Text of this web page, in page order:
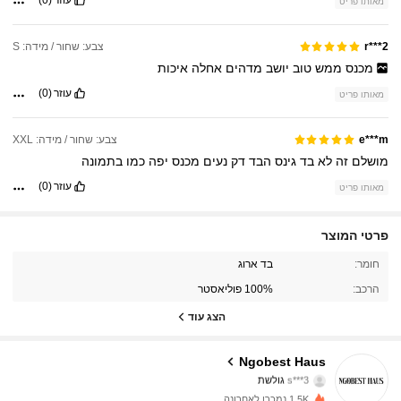
r***2 צבע: שחור / מידה: S
מכנס ממש טוב יושב מדהים אחלה איכות
מאותו פריט עוזר(0)
e***m צבע: שחור / מידה: XXL
מושלםזהלאבדגינס הבדדקנעים מכנס יפהכמובתמונה
מאותו פריט עוזר(0)
פרטי המוצר
חומר: בד ארוג
הרכב: 100% פוליאסטר
הצג עוד
Ngobest Haus
גולשת